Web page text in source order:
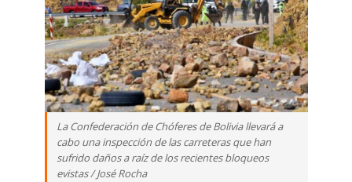
La Confederación de Chóferes de Bolivia llevará a
cabo una inspección de las carreteras que han
sufrido daños a raíz de los recientes bloqueos
evistas / José Rocha